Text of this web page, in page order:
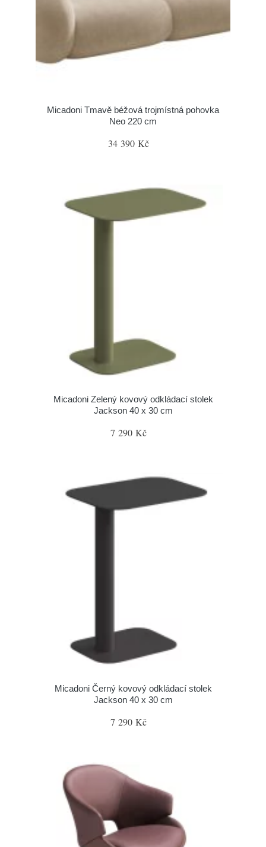
Micadoni Tmavě béžová trojmístná pohovka
Neo 220 cm
34 390 Kč
Micadoni Zelený kovový odkládací stolek
Jackson 40 x 30 cm
7 290 Kč
Micadoni Černý kovový odkládací stolek
Jackson 40 x 30 cm
7 290 Kč